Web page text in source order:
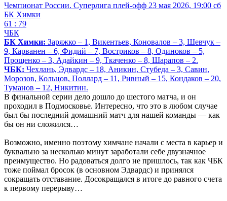
Чемпионат России. Суперлига плей-офф 23 мая 2026, 19:00 сб
БК Химки
61 : 79
ЧБК
БК Химки: Заряжко – 1, Викентьев, Коновалов – 3, Шевчук –
9, Карванен – 6, Фидий – 7, Востриков – 8, Одиноков – 5,
Прощенко – 3, Адайкин – 9, Ткаченко – 8, Шарапов – 2.
ЧБК: Чехлань, Эдвардс – 18, Аникин, Стубеда – 3, Савин,
Морозов, Кольцов, Поллард – 11, Ривный – 15, Кондаков – 20,
Туманов – 12, Никитин.
В финальной серии дело дошло до шестого матча, и он
проходил в Подмосковье. Интересно, что это в любом случае
был бы последний домашний матч для нашей команды — как
бы он ни сложился…
Возможно, именно поэтому химчане начали с места в карьер и
буквально за несколько минут заработали себе двузначное
преимущество. Но радоваться долго не пришлось, так как ЧБК
тоже поймал бросок (в основном Эдвардс) и принялся
сокращать отставание. Досокращался в итоге до равного счета
к первому перерыву…